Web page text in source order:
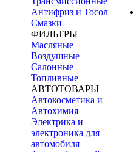
Антифриз и Тосол
Смазки
ФИЛЬТРЫ
Масляные
Воздушные
Салонные
Топливные
АВТОТОВАРЫ
Автокосметика и
Автохимия
Электрика и
электроника для
автомобиля